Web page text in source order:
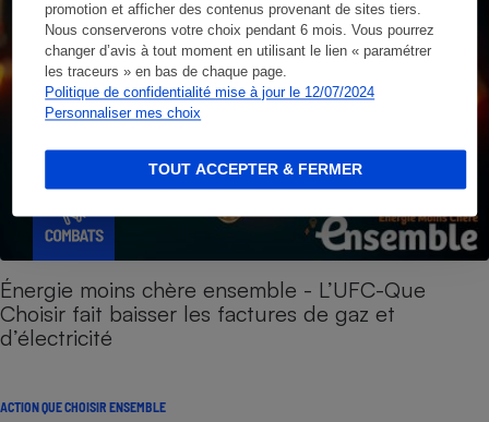
promotion et afficher des contenus provenant de sites tiers.
Nous conserverons votre choix pendant 6 mois. Vous pourrez
changer d’avis à tout moment en utilisant le lien « paramétrer
les traceurs » en bas de chaque page.
Politique de confidentialité mise à jour le 12/07/2024
Personnaliser mes choix
TOUT ACCEPTER & FERMER
Énergie moins chère ensemble - L’UFC-Que
Choisir fait baisser les factures de gaz et
d’électricité
ACTION QUE CHOISIR ENSEMBLE